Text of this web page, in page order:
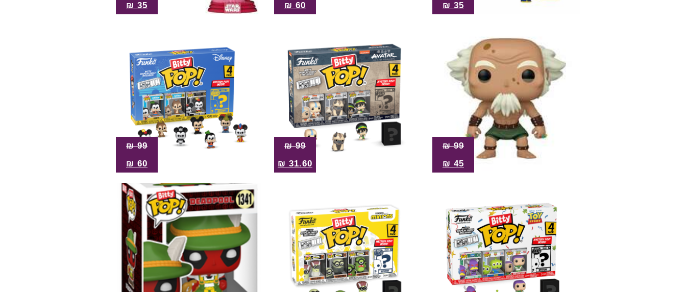
35
₪
60
₪
35
₪
99
₪
45
₪
99
₪
31.60
₪
99
₪
60
₪